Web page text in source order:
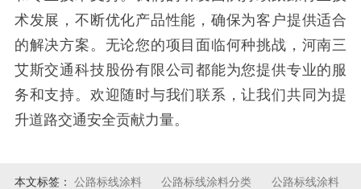
术发展，不断优化产品性能，确保为客户提供适合
的解决方案。无论您的项目面临何种挑战，河南三
艾斯交通科技股份有限公司都能为您提供专业的服
务和支持。欢迎随时与我们联系，让我们共同为提
升道路交通安全贡献力量。
本文标签： 公路标线涂料 公路标线涂料分类
公路标线涂料